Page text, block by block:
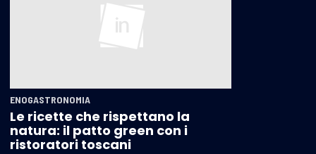
ENOGASTRONOMIA
Le ricette che rispettano la
natura: il patto green con i
ristoratori toscani